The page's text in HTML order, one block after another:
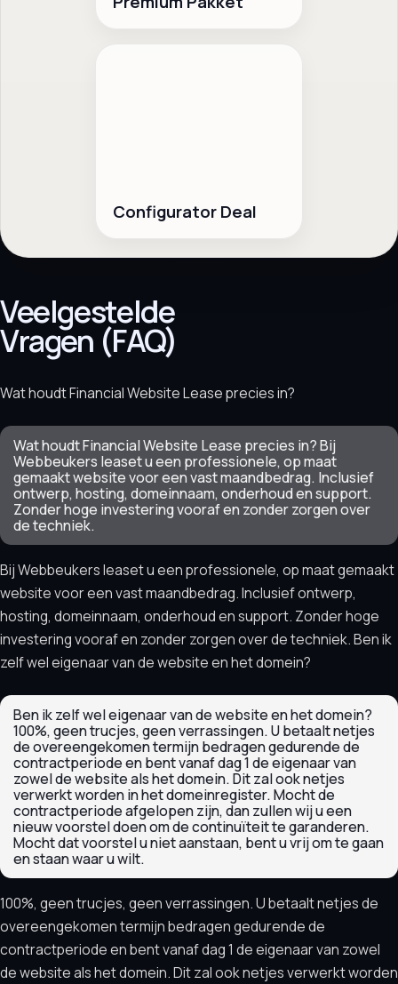
Configurator Deal
Veelgestelde
Vragen (FAQ)
Wat houdt Financial Website Lease precies in?
Wat houdt Financial Website Lease precies in? Bij
Webbeukers leaset u een professionele, op maat
gemaakt website voor een vast maandbedrag. Inclusief
ontwerp, hosting, domeinnaam, onderhoud en support.
Zonder hoge investering vooraf en zonder zorgen over
de techniek.
Bij Webbeukers leaset u een professionele, op maat gemaakt
website voor een vast maandbedrag. Inclusief ontwerp,
hosting, domeinnaam, onderhoud en support. Zonder hoge
investering vooraf en zonder zorgen over de techniek. Ben ik
zelf wel eigenaar van de website en het domein?
Ben ik zelf wel eigenaar van de website en het domein?
100%, geen trucjes, geen verrassingen. U betaalt netjes
de overeengekomen termijn bedragen gedurende de
contractperiode en bent vanaf dag 1 de eigenaar van
zowel de website als het domein. Dit zal ook netjes
verwerkt worden in het domeinregister. Mocht de
contractperiode afgelopen zijn, dan zullen wij u een
nieuw voorstel doen om de continuïteit te garanderen.
Mocht dat voorstel u niet aanstaan, bent u vrij om te gaan
en staan waar u wilt.
100%, geen trucjes, geen verrassingen. U betaalt netjes de
overeengekomen termijn bedragen gedurende de
contractperiode en bent vanaf dag 1 de eigenaar van zowel
de website als het domein. Dit zal ook netjes verwerkt worden